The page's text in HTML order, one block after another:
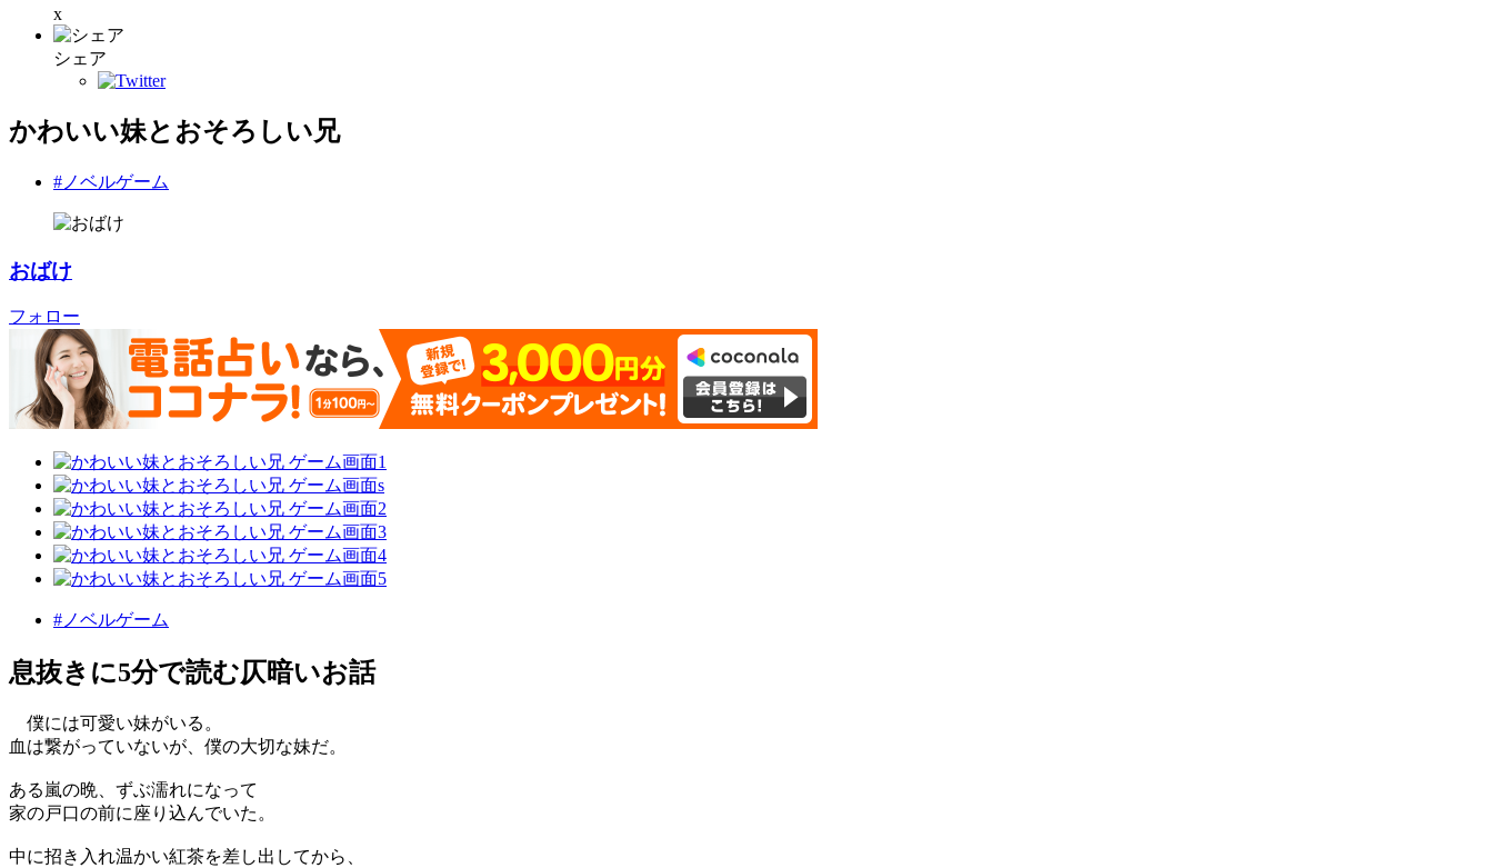
x
シェア
かわいい妹とおそろしい兄
#ノベルゲーム
おばけ
フォロー
#ノベルゲーム
息抜きに5分で読む仄暗いお話
僕には可愛い妹がいる。
血は繋がっていないが、僕の大切な妹だ。
ある嵐の晩、ずぶ濡れになって
家の戸口の前に座り込んでいた。
中に招き入れ温かい紅茶を差し出してから、